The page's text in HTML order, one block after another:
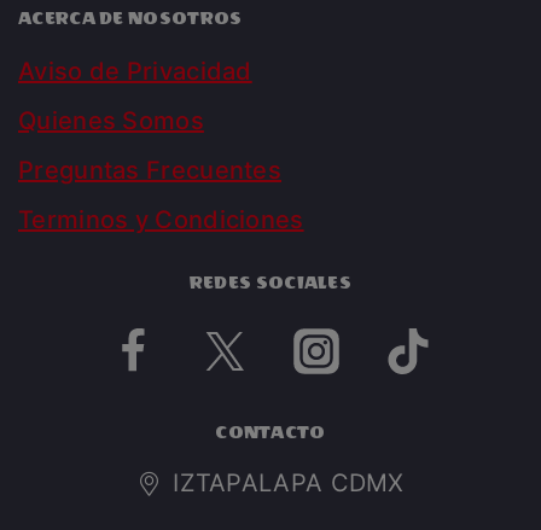
ACERCA DE NOSOTROS
Aviso de Privacidad
Quienes Somos
Preguntas Frecuentes
Terminos y Condiciones
REDES SOCIALES
CONTACTO
IZTAPALAPA CDMX